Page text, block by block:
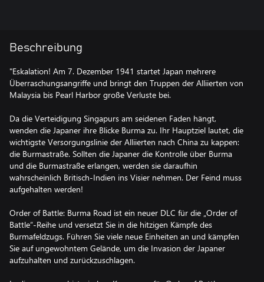
Beschreibung
"Eskalation! Am 7. Dezember 1941 startet Japan mehrere
Überraschungsangriffe und bringt den Truppen der Alliierten von
Malaysia bis Pearl Harbor große Verluste bei.
Da die Verteidigung Singapurs am seidenen Faden hängt,
wenden die Japaner ihre Blicke Burma zu. Ihr Hauptziel lautet, die
wichtigste Versorgungslinie der Alliierten nach China zu kappen:
die Burmastraße. Sollten die Japaner die Kontrolle über Burma
und die Burmastraße erlangen, werden sie daraufhin
wahrscheinlich Britisch-Indien ins Visier nehmen. Der Feind muss
aufgehalten werden!
Order of Battle: Burma Road ist ein neuer DLC für die „Order of
Battle“-Reihe und versetzt Sie in die hitzigen Kämpfe des
Burmafeldzugs. Führen Sie viele neue Einheiten an und kämpfen
Sie auf ungewohntem Gelände, um die Invasion der Japaner
aufzuhalten und zurückzuschlagen.